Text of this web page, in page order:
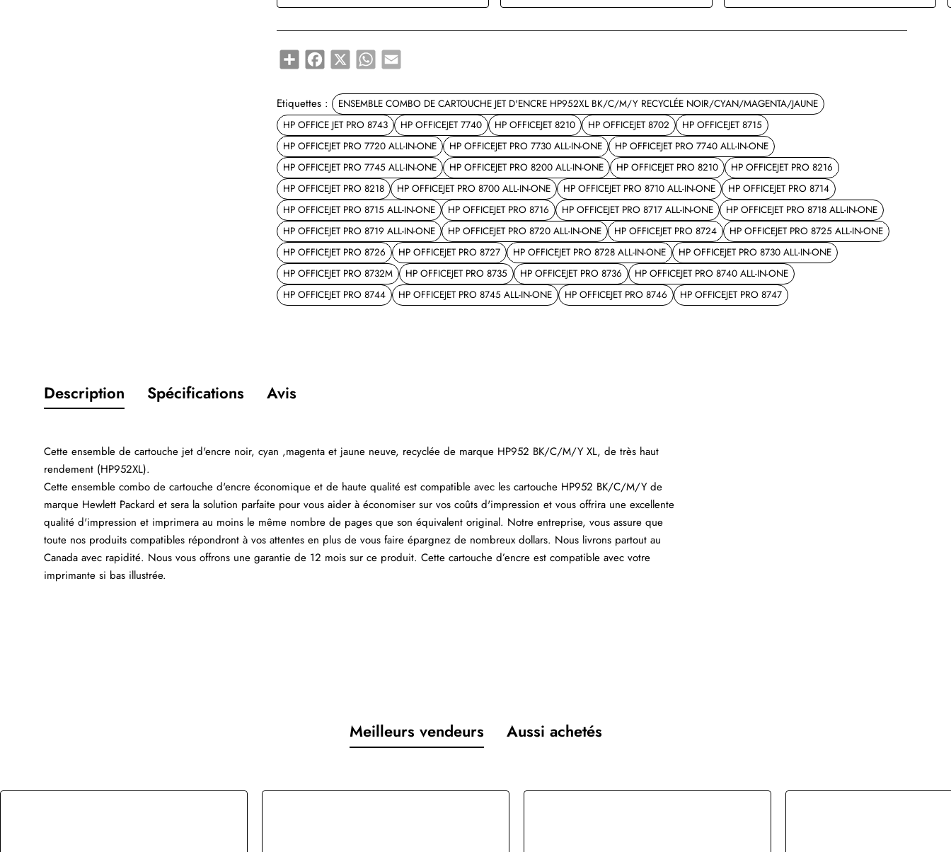
Share Facebook
X WhatsApp
Email
Etiquettes :
ENSEMBLE COMBO DE CARTOUCHE JET D'ENCRE HP952XL BK/C/M/Y RECYCLÉE NOIR/CYAN/MAGENTA/JAUNE
HP OFFICE JET PRO 8743
HP OFFICEJET 7740 HP OFFICEJET 8210 HP OFFICEJET 8702
HP OFFICEJET 8715
HP OFFICEJET PRO 7720 ALL-IN-ONE
HP OFFICEJET PRO 7730 ALL-IN-ONE
HP OFFICEJET PRO 7740 ALL-IN-ONE
HP OFFICEJET PRO 7745 ALL-IN-ONE
HP OFFICEJET PRO 8200 ALL-IN-ONE HP OFFICEJET PRO 8210
HP OFFICEJET PRO 8216
HP OFFICEJET PRO 8218
HP OFFICEJET PRO 8700 ALL-IN-ONE HP OFFICEJET PRO 8710 ALL-IN-ONE
HP OFFICEJET PRO 8714
HP OFFICEJET PRO 8715 ALL-IN-ONE
HP OFFICEJET PRO 8716 HP OFFICEJET PRO 8717 ALL-IN-ONE
HP OFFICEJET PRO 8718 ALL-IN-ONE
HP OFFICEJET PRO 8719 ALL-IN-ONE
HP OFFICEJET PRO 8720 ALL-IN-ONE HP OFFICEJET PRO 8724
HP OFFICEJET PRO 8725 ALL-IN-ONE
HP OFFICEJET PRO 8726
HP OFFICEJET PRO 8727 HP OFFICEJET PRO 8728 ALL-IN-ONE
HP OFFICEJET PRO 8730 ALL-IN-ONE
HP OFFICEJET PRO 8732M
HP OFFICEJET PRO 8735 HP OFFICEJET PRO 8736
HP OFFICEJET PRO 8740 ALL-IN-ONE
HP OFFICEJET PRO 8744
HP OFFICEJET PRO 8745 ALL-IN-ONE HP OFFICEJET PRO 8746 HP OFFICEJET PRO 8747
Description Spécifications Avis
Cette ensemble de cartouche jet d'encre noir, cyan ,magenta et jaune neuve, recyclée de marque HP952 BK/C/M/Y XL, de très haut
rendement (HP952XL).
Cette ensemble combo de cartouche d'encre économique et de haute qualité est compatible avec les cartouche HP952 BK/C/M/Y de
marque Hewlett Packard et sera la solution parfaite pour vous aider à économiser sur vos coûts d'impression et vous offrira une excellente
qualité d'impression et imprimera au moins le même nombre de pages que son équivalent original. Notre entreprise, vous assure que
toute nos produits compatibles répondront à vos attentes en plus de vous faire épargnez de nombreux dollars. Nous livrons partout au
Canada avec rapidité. Nous vous offrons une garantie de 12 mois sur ce produit. Cette cartouche d’encre est compatible avec votre
imprimante si bas illustrée.
Meilleurs vendeurs Aussi achetés